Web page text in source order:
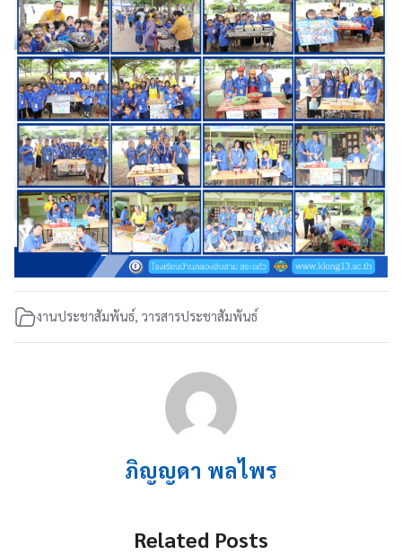
งานประชาสัมพันธ์, วารสารประชาสัมพันธ์
ภิญญดา พลไพร
Related Posts